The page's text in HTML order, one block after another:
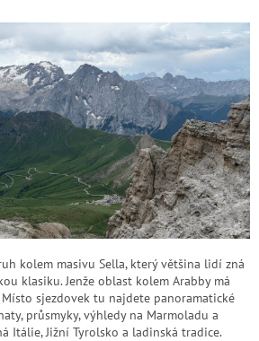
kolem masivu Sella, který většina lidí zná
klasiku. Jenže oblast kolem Arabby má
sjezdovek tu najdete panoramatické
průsmyky, výhledy na Marmoladu a
Itálie, Jižní Tyrolsko a ladinská tradice.